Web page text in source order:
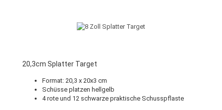
20,3cm Splatter Target
Format: 20,3 x 20x3 cm
Schüsse platzen hellgelb
4 rote und 12 schwarze praktische Schusspflaste